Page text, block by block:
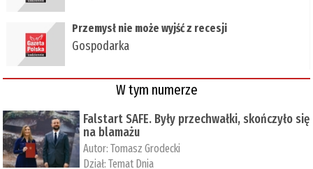
Przemysł nie może wyjść z recesji
Gospodarka
W tym numerze
Falstart SAFE. Były przechwałki, skończyło się
na blamażu
Autor:Tomasz Grodecki
Dział:Temat Dnia